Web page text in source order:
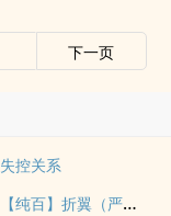
下一页
失控关系
【纯百】折翼（严厉上司是小鸟）